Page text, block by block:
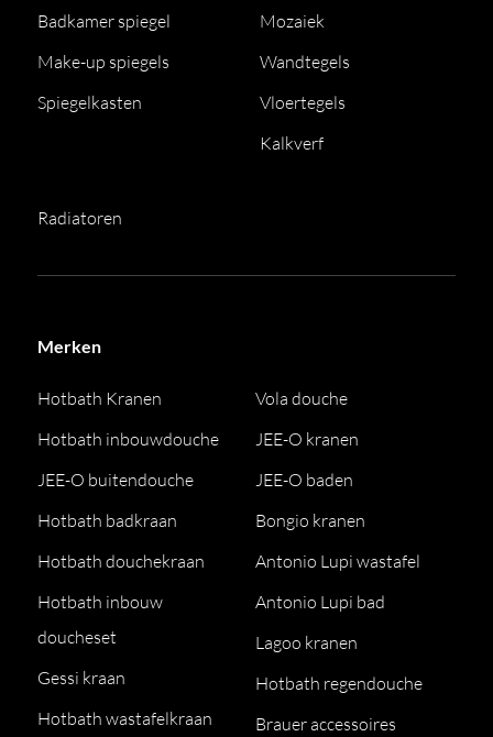
Badkamer spiegel
Make-up spiegels
Spiegelkasten
Mozaiek
Wandtegels
Vloertegels
Kalkverf
Radiatoren
Merken
Hotbath Kranen
Hotbath inbouwdouche
JEE-O buitendouche
Hotbath badkraan
Hotbath douchekraan
Hotbath inbouw
doucheset
Gessi kraan
Hotbath wastafelkraan
Vola douche
JEE-O kranen
JEE-O baden
Bongio kranen
Antonio Lupi wastafel
Antonio Lupi bad
Lagoo kranen
Hotbath regendouche
Brauer accessoires